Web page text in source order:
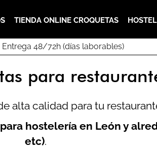
TIENDA ONLINE CROQUETAS
48/72h (días laborables)
para
alta calidad para tu
hostelería en León y
etc).